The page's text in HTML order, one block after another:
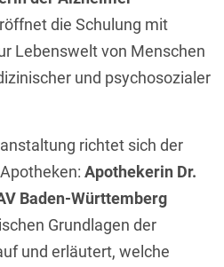
die Schulung mit
Lebenswelt von Menschen
und psychosozialer
richtet sich der
Apothekerin Dr.
Baden-Württemberg
Grundlagen der
und erläutert, welche